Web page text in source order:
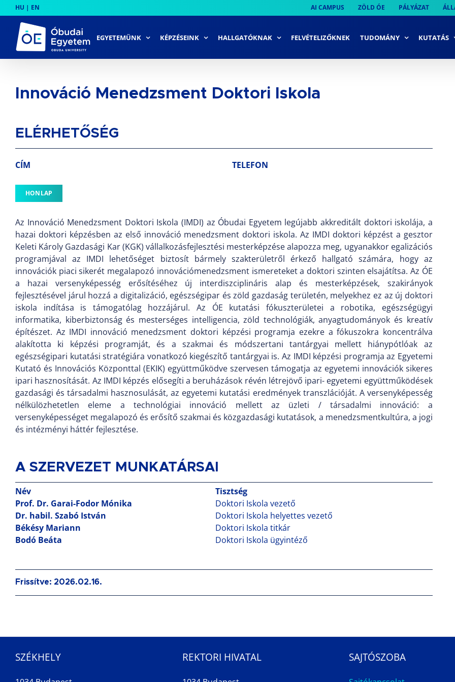
to
content
HU | EN AI CAMPUS ZÖLD ÓE PÁLYÁZAT
EGYETEMÜNK KÉPZÉSEINK HALLGATÓKNAK FELVÉTELIZŐKNEK TUDOMÁNY KUTATÁS
Innováció Menedzsment Doktori Iskola
ELÉRHETŐSÉG
CÍM
HONLAP
TELEFON
Az Innováció Menedzsment Doktori Iskola (IMDI) az Óbudai Egyetem legújabb akkreditált doktori iskolája, a
hazai doktori képzésben az első innováció menedzsment doktori iskola. Az IMDI doktori képzést a gesztor
Keleti Károly Gazdasági Kar (KGK) vállalkozásfejlesztési mesterképzése alapozza meg, ugyanakkor egalizációs
programjával az IMDI lehetőséget biztosít bármely szakterületről érkező hallgató számára, hogy az
innovációk piaci sikerét megalapozó innovációmenedzsment ismereteket a doktori szinten elsajátítsa. Az ÓE
a hazai versenyképesség erősítéséhez új interdiszciplináris alap és mesterképzések, szakirányok
fejlesztésével járul hozzá a digitalizáció, egészségipar és zöld gazdaság területén, melyekhez ez az új doktori
iskola indítása is támogatólag hozzájárul. Az ÓE kutatási fókuszterületei a robotika, egészségügyi
informatika, kiberbiztonság és mesterséges intelligencia, zöld technológiák, anyagtudományok és kreatív
építészet. Az IMDI innováció menedzsment doktori képzési programja ezekre a fókuszokra koncentrálva
alakította ki képzési programját, és a szakmai és módszertani tantárgyai mellett hiánypótlóak az
egészségipari kutatási stratégiára vonatkozó kiegészítő tantárgyai is. Az IMDI képzési programja az Egyetemi
Kutató és Innovációs Központtal (EKIK) együttműködve szervesen támogatja az egyetemi innovációk sikeres
ipari hasznosítását. Az IMDI képzés elősegíti a beruházások révén létrejövő ipari- egyetemi együttműködések
gazdasági és társadalmi hasznosulását, az egyetemi kutatási eredmények transzlációját. A versenyképesség
nélkülözhetetlen eleme a technológiai innováció mellett az üzleti / társadalmi innováció: a
versenyképességet megalapozó és erősítő szakmai és közgazdasági kutatások, a menedzsmentkultúra, a jogi
és intézményi háttér fejlesztése.
A SZERVEZET MUNKATÁRSAI
Név
Tisztség
Prof. Dr. Garai-Fodor Mónika
Doktori Iskola vezető
Dr. habil. Szabó István
Doktori Iskola helyettes vezető
Békésy Mariann
Doktori Iskola titkár
Bodó Beáta
Doktori Iskola ügyintéző
Frissítve: 2026.02.16.
SZÉKHELY REKTORI HIVATAL SAJTÓSZOBA